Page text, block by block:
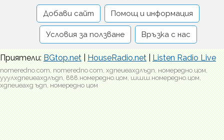
Добави сайт Помощ и информация
Условия за ползване Връзка с нас
Приятели:BGtop.net|HouseRadio.net|Listen Radio Live
nomeredno.com, nomeredno com, хдпеиеахдлъдп, номередно.цом,
ууулхдпеиеахдлъдп, ввв.номередно.цом, шшш.номередно.цом,
хдпеиеахд ъдп, номередно цом